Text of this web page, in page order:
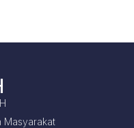
Masyarakat